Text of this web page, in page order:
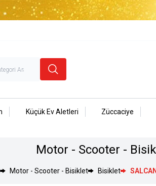
Küçük Ev Aletleri Züccaciye
Motor - Scooter -
Motor - Scooter - Bisiklet Bisiklet